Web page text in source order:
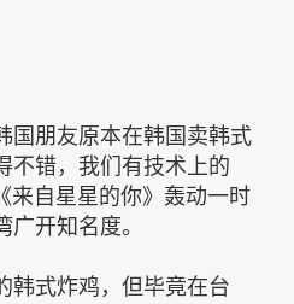
国朋友原本在韩国卖韩式
不错，我们有技术上的
自星星的你》轰动一时
开知名度。
韩式炸鸡，但毕竟在台